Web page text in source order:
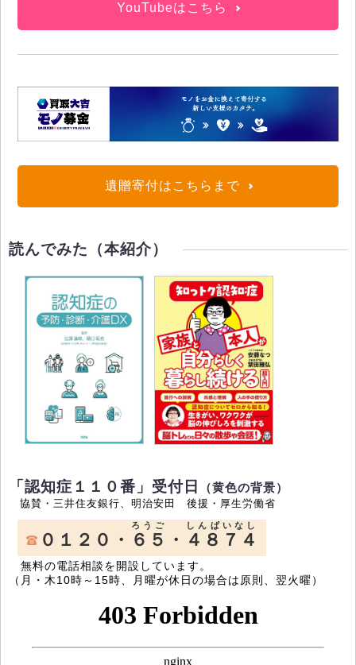
YouTubeはこちら
遺贈寄付はこちらまで
読んでみた（本紹介）
「認知症１１０番」受付日 （黄色の背景）
協賛・三井住友銀行、明治安田 後援・厚生労働省
０１２０・ ６５
ろうご
・ ４８７４
しんぱいなし
無料の電話相談を開設しています。
（月・木10時～15時、月曜が休日の場合は原則、翌火曜）